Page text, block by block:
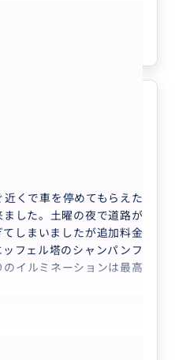
くで車を停めてもらえた
した。土曜の夜で道路が
しまいましたが追加料金
フェル塔のシャンパンフ
イルミネーションは最高